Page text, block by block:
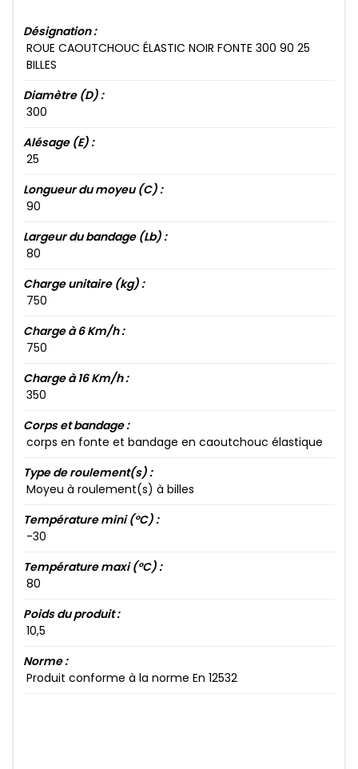
Désignation :
ROUE CAOUTCHOUC ÉLASTIC NOIR FONTE 300​ 90​ 25​
BILLES
Diamètre (D) :
300​
Alésage (E) :
25​
Longueur du moyeu (C) :
90​
Largeur du bandage (Lb) :
80​
Charge unitaire (kg) :
750​
Charge à 6 Km/h :
750​
Charge à 16 Km/h :
350​
Corps et bandage :
corps en fonte et bandage en caoutchouc élastique
Type de roulement(s) :
Moyeu à roulement(s) à billes
Température mini (°C) :
-30​
Température maxi (°C) :
80​
Poids du produit :
10​,5​
Norme :
Produit conforme à la norme En 12532